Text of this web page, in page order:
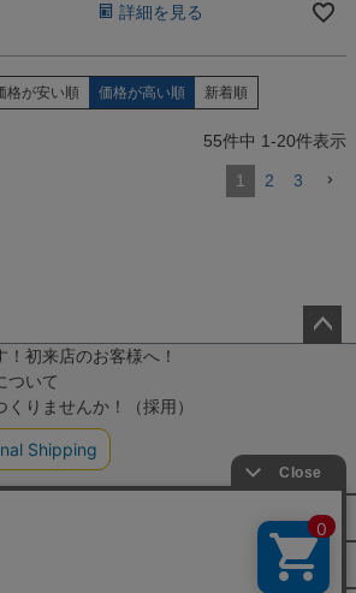
詳細を見る
格が安い順 価格が高い順 新着順
55件中 1-20件表示
1 2 3
初来店のお客様へ！
ついて
りませんか！（採用）